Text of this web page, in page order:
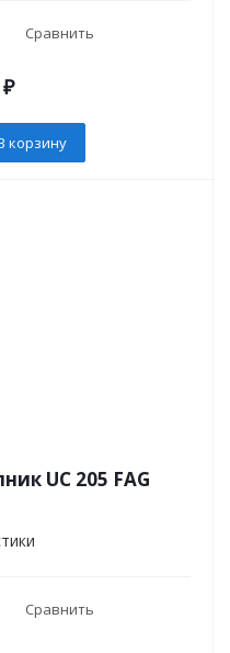
Сравнить
корзину
UC 205 FAG
Сравнить